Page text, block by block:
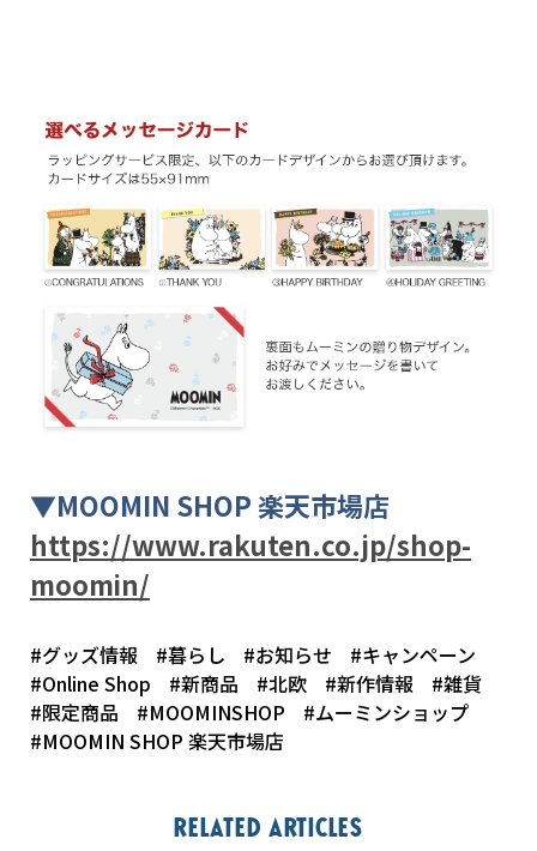
▼MOOMIN SHOP 楽天市場店
https://www.rakuten.co.jp/shop-
moomin/
#グッズ情報 #暮らし #お知らせ
#キャンペーン
#Online Shop
#新商品 #北欧 #新作情報
#雑貨
#限定商品
#MOOMINSHOP
#ムーミンショップ
#MOOMIN SHOP 楽天市場店
Related articles